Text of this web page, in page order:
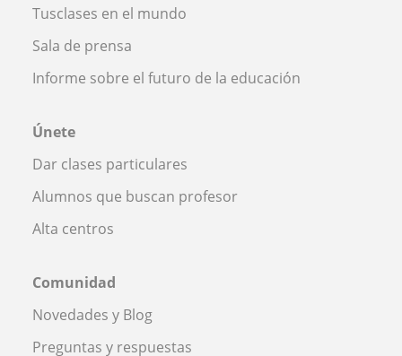
Tusclases en el mundo
Sala de prensa
Informe sobre el futuro de la educación
Únete
Dar clases particulares
Alumnos que buscan profesor
Alta centros
Comunidad
Novedades y Blog
Preguntas y respuestas